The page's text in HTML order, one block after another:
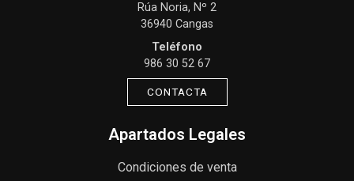
Rúa Noria, Nº 2
36940 Cangas
Teléfono
986 30 52 67
CONTACTA
Apartados Legales
Condiciones de venta